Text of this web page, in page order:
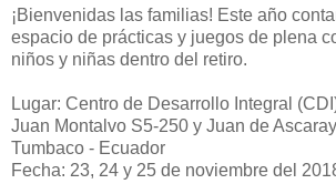
¡Bienvenidas las familias! Este año
espacio de prácticas y juegos de plena
niños y niñas dentro del retiro.
Lugar: Centro de Desarrollo Integral
Juan Montalvo S5-250 y Juan de Ascaray
Tumbaco - Ecuador
Fecha: 23, 24 y 25 de noviembre del